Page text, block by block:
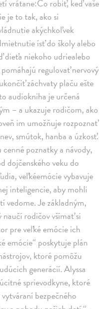
vrátane:Čo robiť, keď vaše
je to tak, ako si
akýchkoľvek
ísť do školy alebo
dieťa niekoho udriealebo
regulovať nervový
záchvaty plaču ešte
audiokniha je určená
– a ukazuje rodičom, ako
im umožňuje rozpoznať
smútok, hanba a úzkosť.
poznatky a návody,
dojčenského veku do
veľkéemócie vybavuje
inteligencie, aby mohli
vedome. Je základným,
rodičov všímať si
pre veľké emócie ich
emócie“ poskytuje plán
ktoré pomôžu
generácií. Alyssa
sprievodkyne, ktoré
bezpečného